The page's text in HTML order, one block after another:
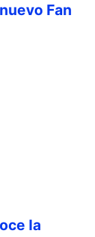
Fan
la